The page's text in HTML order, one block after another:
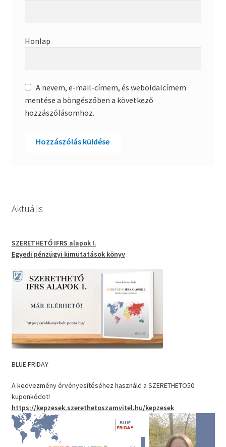
Honlap
A nevem, e-mail-címem, és weboldalcímem
mentése a böngészőben a következő
hozzászólásomhoz.
Aktuális
SZERETHETŐ IFRS alapok I.
Egyedi pénzügyi kimutatások könyv
BLUE FRIDAY
A kedvezmény érvényesítéséhez használd a SZERETHETO50
kuponkódot!
https://kepzesek.szerethetoszamvitel.hu/kepzesek
Videólejátszó